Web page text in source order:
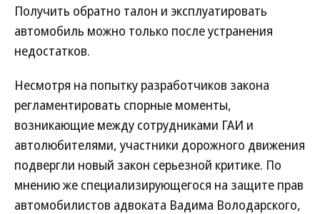
Получить обратно талон и эксплуатировать
автомобиль можно только после устранения
недостатков.
Несмотря на попытку разработчиков закона
регламентировать спорные моменты,
возникающие между сотрудниками ГАИ и
автолюбителями, участники дорожного движения
подвергли новый закон серьезной критике. По
мнению же специализирующегося на защите прав
автомобилистов адвоката Вадима Володарского,